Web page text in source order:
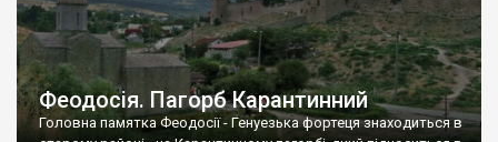
Феодосія. Пагорб Карантинний
Головна памятка Феодосії - Генуезька фортеця знаходиться в